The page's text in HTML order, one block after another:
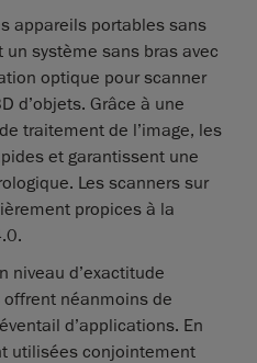
appareils portables sans
système sans bras avec
optique pour scanner
d’objets. Grâce à une
traitement de l’image, les
et garantissent une
Les scanners sur
propices à la
niveau d’exactitude
néanmoins de
d’applications. En
utilisées conjointement